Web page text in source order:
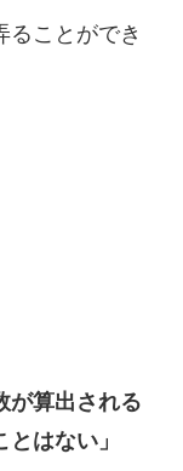
ることができ
が算出される
はない」